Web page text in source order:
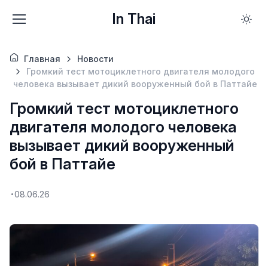
In Thai
Главная
Новости
Громкий тест мотоциклетного двигателя молодого
человека вызывает дикий вооруженный бой в Паттайе
Громкий тест мотоциклетного
двигателя молодого человека
вызывает дикий вооруженный
бой в Паттайе
08.06.26